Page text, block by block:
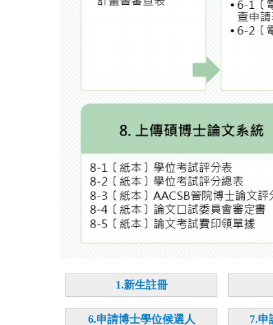
1.新生註冊
6.申請博士學位候選人 7.申